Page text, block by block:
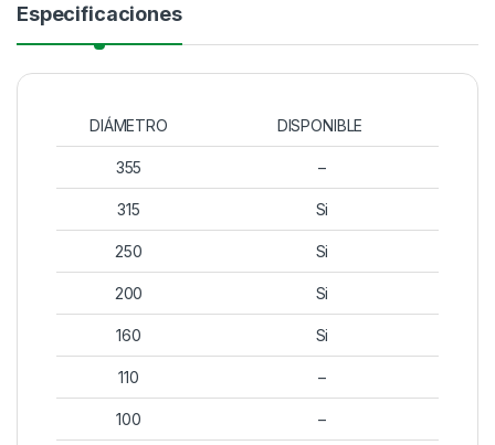
Especificaciones
DIÁMETRO DISPONIBLE
355 –
315 Si
250 Si
200 Si
160 Si
110 –
100 –